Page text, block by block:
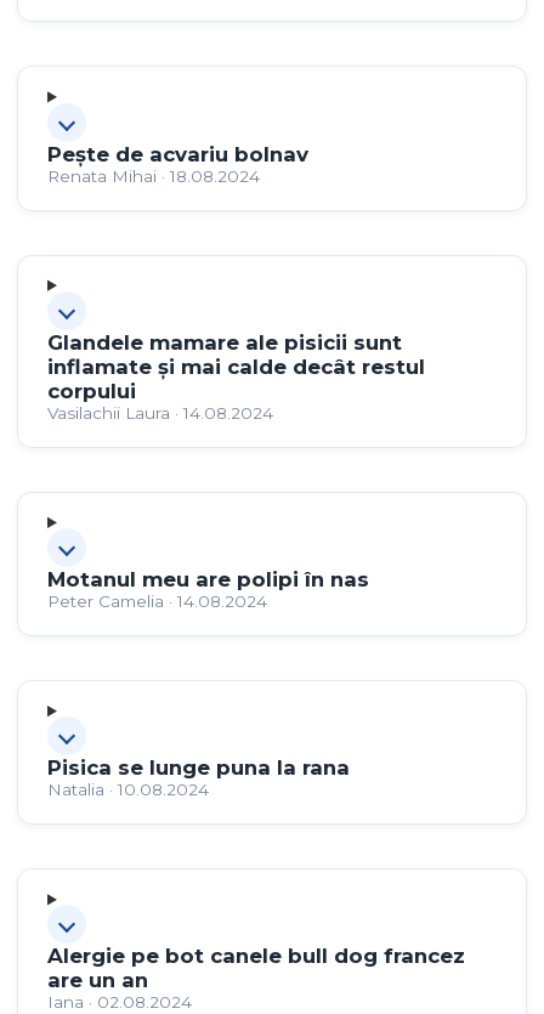
Pește de acvariu bolnav
Renata Mihai · 18.08.2024
Glandele mamare ale pisicii sunt
inflamate și mai calde decât restul
corpului
Vasilachii Laura · 14.08.2024
Motanul meu are polipi în nas
Peter Camelia · 14.08.2024
Pisica se lunge puna la rana
Natalia · 10.08.2024
Alergie pe bot canele bull dog francez
are un an
Iana · 02.08.2024